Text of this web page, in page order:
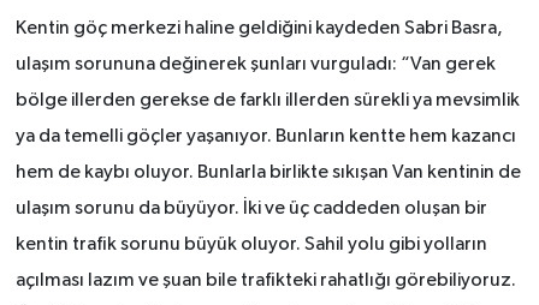
Kentin göç merkezi haline geldiğini kaydeden Sabri Basra,
ulaşım sorununa değinerek şunları vurguladı: “Van gerek
bölge illerden gerekse de farklı illerden sürekli ya mevsimlik
ya da temelli göçler yaşanıyor. Bunların kentte hem kazancı
hem de kaybı oluyor. Bunlarla birlikte sıkışan Van kentinin de
ulaşım sorunu da büyüyor. İki ve üç caddeden oluşan bir
kentin trafik sorunu büyük oluyor. Sahil yolu gibi yolların
açılması lazım ve şuan bile trafikteki rahatlığı görebiliyoruz.